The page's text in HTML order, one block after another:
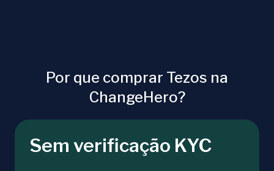
Por que comprar Tezos na
ChangeHero?
Sem verificação KYC